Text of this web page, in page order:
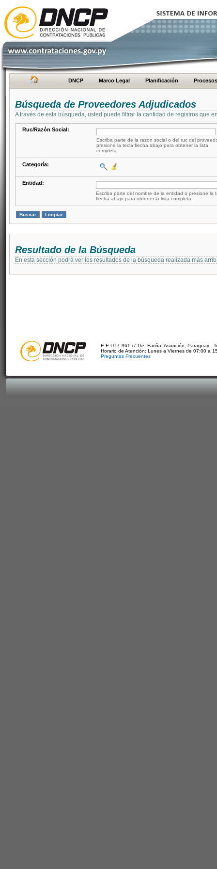
DNCP Marco Legal Planificación Procesos
Búsqueda de Proveedores Adjudicados
A través de esta búsqueda, usted puede filtrar la cantidad de registros que
Ruc/Razón Social:
Escriba parte de la razón social o del ruc del
presione la tecla flecha abajo para obtener la lista
completa
Categoría:
Entidad:
Escriba parte del nombre de la entidad o presione la
flecha abajo para obtener la lista completa
Resultado de la Búsqueda
En esta sección podrá ver los resultados de la búsqueda realizada más
E.E.U.U. 961 c/ Tte. Fariña. Asunción, Paraguay -
Horario de Atención: Lunes a Viernes de 07:00 a
Preguntas Frecuentes